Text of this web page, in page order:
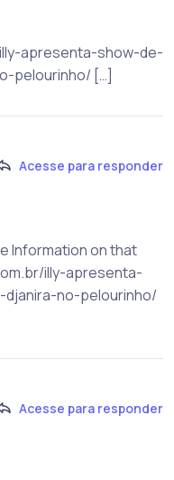
apresenta-show-de-
pelourinho/ […]
Acesse para responder
Information on that
illy-apresenta-
no-pelourinho/
Acesse para responder